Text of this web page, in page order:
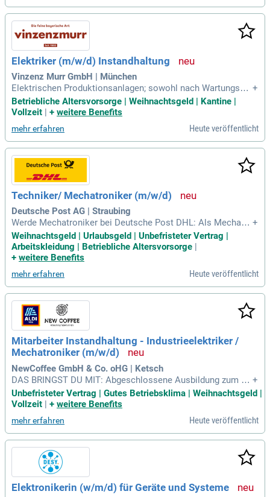
Elektriker (m/w/d) Instandhaltung
Vinzenz Murr GmbH | München
Elektrischen Produktionsanlagen; sowohl nach Wartungsplä
nen als auch anlassbezogen; Eigenständige Fehler- und Stör
ungsanalyse auf Basis der Meldungen der Fachabteilungen
hlern und Störungen an elektronischen
+
Betriebliche Altersvorsorge | Weihnachtsgeld | Kantine |
Vollzeit | + weitere Benefits
mehr erfahren Heute veröffentlicht
Techniker/ Mechatroniker (m/w/d)
Deutsche Post AG | Straubing
Werde Mechatroniker bei Deutsche Post DHL: Als Mechatro
niker im Bereich Betriebstechnik sorgst du dafür, dass unser
e Förderanlagen für Briefe, Waren und Pakete reibungslos la
ufen!
+
Weihnachtsgeld | Urlaubsgeld | Unbefristeter Vertrag |
Arbeitskleidung | Betriebliche Altersvorsorge
+ weitere Benefits
mehr erfahren Heute veröffentlicht
Mitarbeiter Instandhaltung - Industrieelektriker /
Mechatroniker (m/w/d)
NewCoffee GmbH & Co. oHG | Ketsch
DAS BRINGST DU MIT: Abgeschlossene Ausbildung zum El
ektriker oder Mechatroniker, idealerweise mit Weiterbildung
zum Techniker, Meister oder vergleichbares; Idealerweise Er
tschaft zur Schichtarbeit
+
Unbefristeter Vertrag | Gutes Betriebsklima | Weihnachtsgeld |
Vollzeit | + weitere Benefits
mehr erfahren Heute veröffentlicht
Elektronikerin (w/m/d) für Geräte und Systeme